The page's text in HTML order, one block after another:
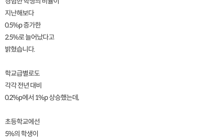
지난해보다
0.5%p 증가한
2.5%로 늘어났다고
밝혔습니다.
학교급별로도
각각 전년 대비
0.2%p에서 1%p 상승했는데,
초등학교에선
5%의 학생이